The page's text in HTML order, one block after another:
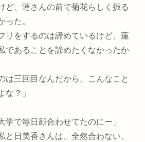
ど、蓮さんの前で菊花らしく振る
た。
リをするのは諦めているけど、蓮
であることを諦めたくなかったか
は三回目なんだから、こんなこと
？」
学で毎日顔合わせてたのにー」
日美香さんは、全然合わない。